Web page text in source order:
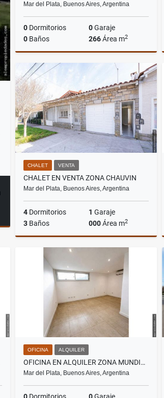
Mar del Plata, Buenos Aires, Argentina
0 Dormitorios 0Garaje
0 Baños 266Área m2
Alquiler
CHALET VENTA
CHALET EN VENTA ZONA CHAUVIN
Mar del Plata, Buenos Aires, Argentina
4 Dormitorios 1 Garaje
3 Baños 000Área m2
US$270,000
OFICINA ALQUILER
OFICINA EN ALQUILER ZONA MUNDIALISTA
Mar del Plata, Buenos Aires, Argentina